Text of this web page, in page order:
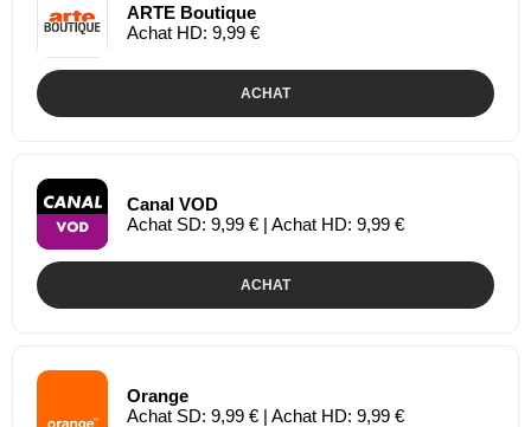
ARTE Boutique
Achat HD: 9,99 €
ACHAT
Canal VOD
Achat SD: 9,99 € | Achat HD: 9,99 €
ACHAT
Orange
Achat SD: 9,99 € | Achat HD: 9,99 €